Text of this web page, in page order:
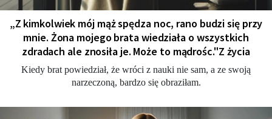
„Z kimkolwiek mój mąż spędza noc, rano budzi się przy
mnie. Żona mojego brata wiedziała o wszystkich
zdradach ale znosiła je. Może to mądrośc."Z życia
Kiedy brat powiedział, że wróci z nauki nie sam, a ze swoją
narzeczoną, bardzo się obraziłam.